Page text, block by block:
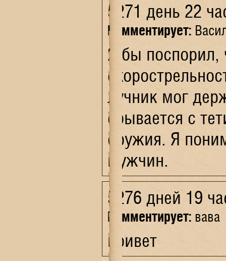
5271 день 22
Комментирует:
Я бы поспорил,
лучник мог
срывается с
оружия. Я
мужчин.
5276 дней 19
Комментирует: вава
привет